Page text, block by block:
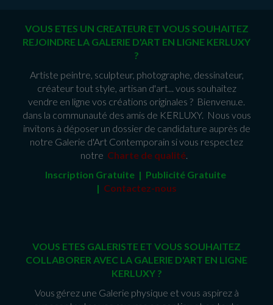
VOUS ETES UN CREATEUR ET VOUS SOUHAITEZ
REJOINDRE LA GALERIE D'ART EN LIGNE KERLUXY
?
Artiste peintre, sculpteur, photographe, dessinateur,
créateur tout style, artisan d'art... vous souhaitez
vendre en ligne vos créations originales ? Bienvenu.e.
dans la communauté des amis de KERLUXY. Nous vous
invitons à déposer un dossier de candidature auprès de
notre Galerie d'Art Contemporain si vous respectez
notre Charte de qualité.
Inscription Gratuite | Publicité Gratuite
| Contactez-nous
VOUS ETES GALERISTE ET VOUS SOUHAITEZ
COLLABORER AVEC LA GALERIE D'ART EN LIGNE
KERLUXY ?
Vous gérez une Galerie physique et vous aspirez à